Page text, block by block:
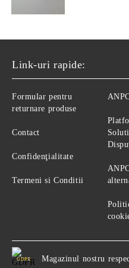
Link-uri rapide:
Formular pentru
returnare produse
Contact
Confidenţialitate
Termeni si Conditii
GDPR Magazinul nostru